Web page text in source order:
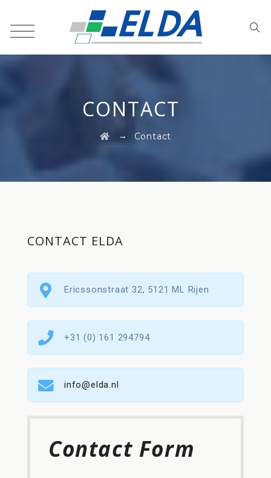
CONTACT
→ Contact
CONTACT ELDA
Ericssonstraat 32, 5121 ML Rijen
+31 (0) 161 294794
info@elda.nl
Contact Form